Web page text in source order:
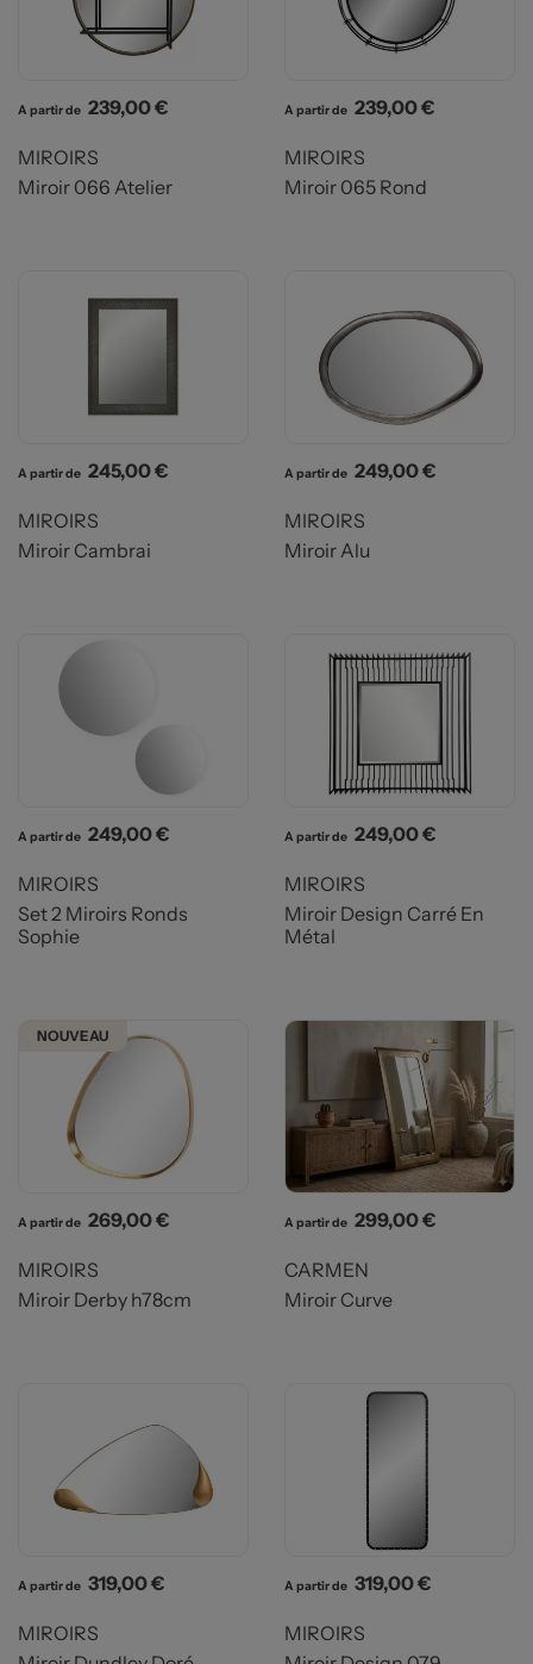
A partir de Prix
239,00 €
MIROIRS
Miroir 066 Atelier
A partir de Prix
239,00 €
MIROIRS
Miroir 065 Rond
A partir de Prix
245,00 €
MIROIRS
Miroir Cambrai
A partir de Prix
249,00 €
MIROIRS
Miroir Alu
A partir de Prix
249,00 €
MIROIRS
Set 2 Miroirs Ronds
Sophie
A partir de Prix
249,00 €
MIROIRS
Miroir Design Carré En
Métal
NOUVEAU
A partir de Prix
269,00 €
MIROIRS
Miroir Derby h78cm
A partir de Prix
299,00 €
CARMEN
Miroir Curve
A partir de Prix
319,00 €
MIROIRS
A partir de Prix
319,00 €
MIROIRS